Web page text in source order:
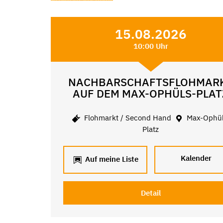
15.08.2026
10:00 Uhr
AUF DEM MAX-OPHÜLS-
Flohmarkt / Second Hand
Max-
Platz
Auf meine Liste Kalender
Detail